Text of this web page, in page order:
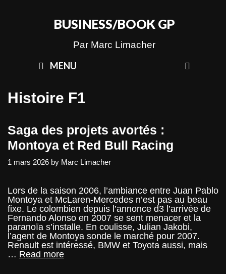
BUSINESS/BOOK GP
Par Marc Limacher
MENU
Histoire F1
Saga des projets avortés :
Montoya et Red Bull Racing
1 mars 2026 by Marc Limacher
Lors de la saison 2006, l’ambiance entre Juan Pablo
Montoya et McLaren-Mercedes n’est pas au beau
fixe. Le colombien depuis l’annonce d3 l’arrivée de
Fernando Alonso en 2007 se sent menacer et la
paranoïa s’installe. En coulisse, Julian Jakobi,
l’agent de Montoya sonde le marché pour 2007.
Renault est intéressé, BMW et Toyota aussi, mais
… Read moreSaga